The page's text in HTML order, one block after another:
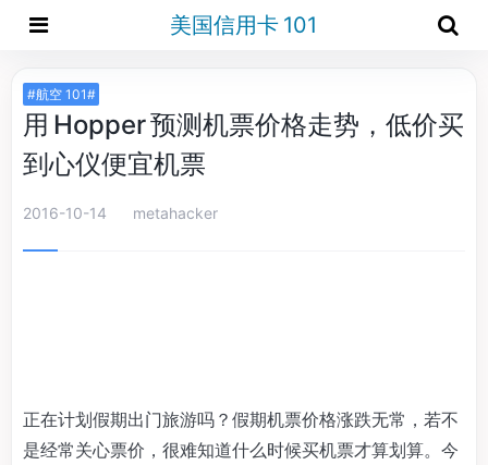
美国信用卡 101
#航空 101#
用 Hopper 预测机票价格走势，低价买
到心仪便宜机票
2016-10-14 metahacker
正在计划假期出门旅游吗？假期机票价格涨跌无常，若不
是经常关心票价，很难知道什么时候买机票才算划算。今